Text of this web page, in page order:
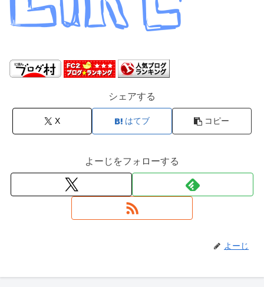
シェアする
X はてブ コピー
よーじをフォローする
よーじ